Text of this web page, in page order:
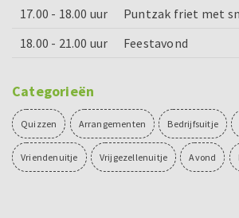
17.00 - 18.00 uur
Puntzak friet met
18.00 - 21.00 uur
Feestavond
Categorieën
Quizzen Arrangementen Bedrijfsuitje
Vriendenuitje Vrijgezellenuitje Avond